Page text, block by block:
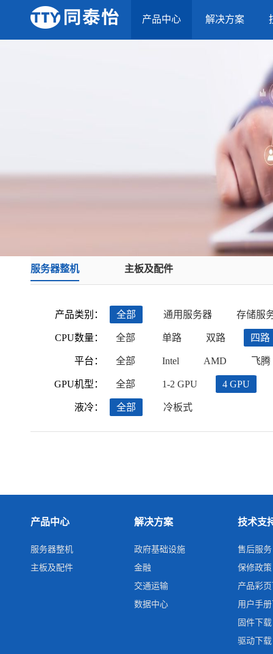
产品中心 解决方案
服务器整机 主板及配件
产品类别：
CPU数量：
平台：
GPU机型：
液冷：
全部 通用服务器 存储服
全部 单路 双路 四路
全部 Intel AMD 飞腾
全部 1-2 GPU 4 GPU
全部 冷板式
产品中心
服务器整机
主板及配件
解决方案
政府基础设施
金融
交通运输
数据中心
技术支
售后服务
保修政策
产品彩
用户手
固件下载
驱动下载